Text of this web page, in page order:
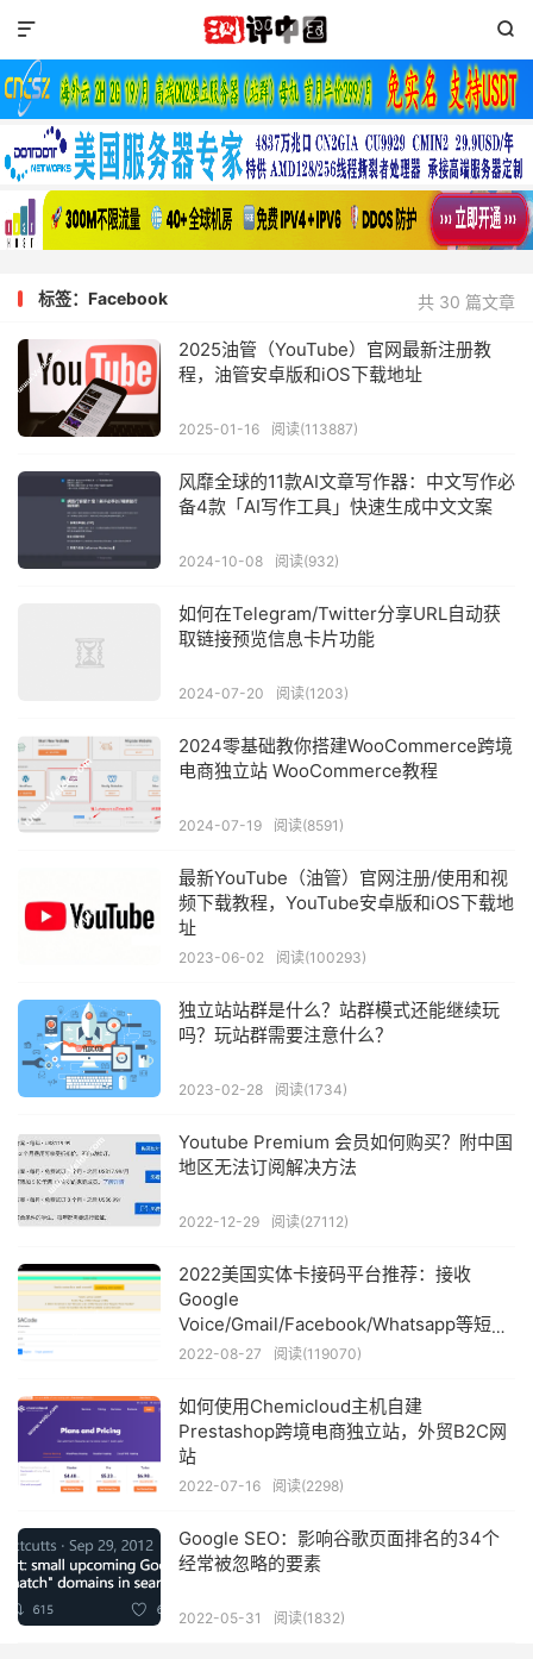


共 30 篇文章
标签：Facebook
2025油管（YouTube）官网最新注册教
程，油管安卓版和iOS下载地址
2025-01-16 阅读(113887)
风靡全球的11款AI文章写作器：中文写作必
备4款「AI写作工具」快速生成中文文案
2024-10-08 阅读(932)
如何在Telegram/Twitter分享URL自动获
取链接预览信息卡片功能
2024-07-20 阅读(1203)
2024零基础教你搭建WooCommerce跨境
电商独立站 WooCommerce教程
2024-07-19 阅读(8591)
最新YouTube（油管）官网注册/使用和视
频下载教程，YouTube安卓版和iOS下载地
址
2023-06-02 阅读(100293)
独立站站群是什么？站群模式还能继续玩
吗？玩站群需要注意什么？
2023-02-28 阅读(1734)
Youtube Premium 会员如何购买？附中国
地区无法订阅解决方法
2022-12-29 阅读(27112)
2022美国实体卡接码平台推荐：接收
Google
Voice/Gmail/Facebook/Whatsapp等短信
验证码
2022-08-27 阅读(119070)
如何使用Chemicloud主机自建
Prestashop跨境电商独立站，外贸B2C网
站
2022-07-16 阅读(2298)
Google SEO：影响谷歌页面排名的34个
经常被忽略的要素
2022-05-31 阅读(1832)